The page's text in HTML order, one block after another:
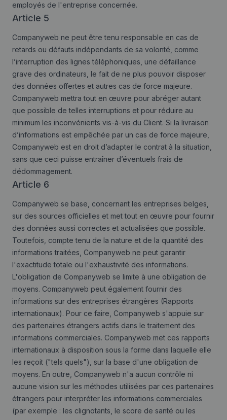
employés de l'entreprise concernée.
Article 5
Companyweb ne peut être tenu responsable en cas de
retards ou défauts indépendants de sa volonté, comme
l’interruption des lignes téléphoniques, une défaillance
grave des ordinateurs, le fait de ne plus pouvoir disposer
des données offertes et autres cas de force majeure.
Companyweb mettra tout en œuvre pour abréger autant
que possible de telles interruptions et pour réduire au
minimum les inconvénients vis-à-vis du Client. Si la livraison
d’informations est empêchée par un cas de force majeure,
Companyweb est en droit d’adapter le contrat à la situation,
sans que ceci puisse entraîner d’éventuels frais de
dédommagement.
Article 6
Companyweb se base, concernant les entreprises belges,
sur des sources officielles et met tout en œuvre pour fournir
des données aussi correctes et actualisées que possible.
Toutefois, compte tenu de la nature et de la quantité des
informations traitées, Companyweb ne peut garantir
l'exactitude totale ou l'exhaustivité des informations.
L'obligation de Companyweb se limite à une obligation de
moyens. Companyweb peut également fournir des
informations sur des entreprises étrangères (Rapports
internationaux). Pour ce faire, Companyweb s'appuie sur
des partenaires étrangers actifs dans le traitement des
informations commerciales. Companyweb met ces rapports
internationaux à disposition sous la forme dans laquelle elle
les reçoit ("tels quels"), sur la base d'une obligation de
moyens. En outre, Companyweb n'a aucun contrôle ni
aucune vision sur les méthodes utilisées par ces partenaires
étrangers pour interpréter les informations commerciales
(par exemple : les clignotants, le score de santé ou les